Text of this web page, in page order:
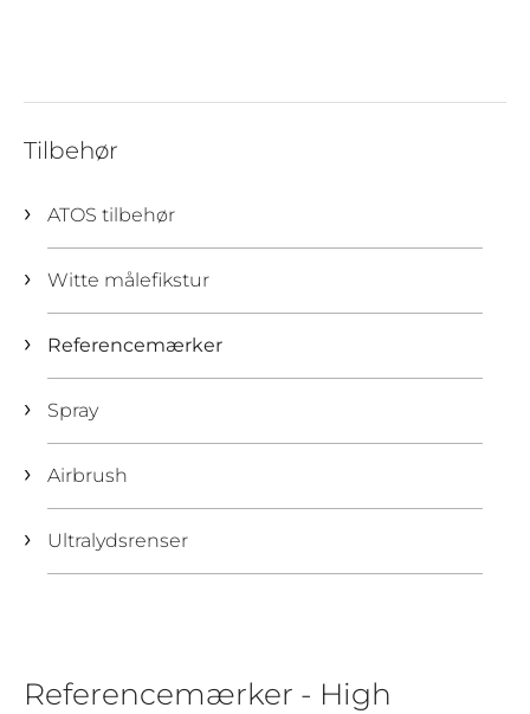
Referencemærker - High
Tilbehør
ATOS tilbehør
Witte målefikstur
Referencemærker
Spray
Airbrush
Ultralydsrenser